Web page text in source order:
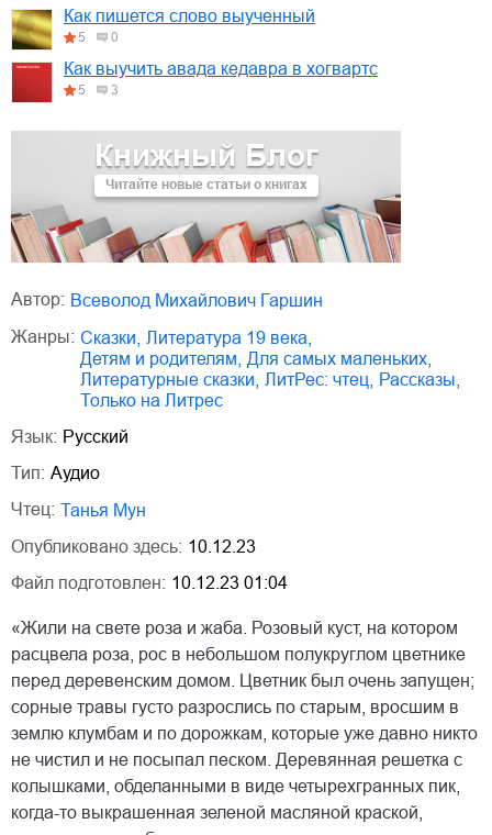
Книжный Блог
Читайте новые статьи о книгах
Как пишется слово выученный
5 0
Как выучить авада кедавра в хогвартс
5 3
Автор:
Всеволод Михайлович Гаршин
Жанры:
сказки литература 19 века
детям и родителям
для самых маленьких
литературные сказки
ЛитРес: чтец рассказы
только на Литрес
Язык: Русский
Тип: Аудио
Чтец:
Танья Мун
Опубликовано здесь: 10.12.23
Файл подготовлен: 10.12.23 01:04
«Жили на свете роза и жаба. Розовый куст, на котором
расцвела роза, рос в небольшом полукруглом цветнике
перед деревенским домом. Цветник был очень запущен;
сорные травы густо разрослись по старым, вросшим в
землю клумбам и по дорожкам, которые уже давно никто
не чистил и не посыпал песком. Деревянная решетка с
колышками, обделанными в виде четырехгранных пик,
когда-то выкрашенная зеленой масляной краской,